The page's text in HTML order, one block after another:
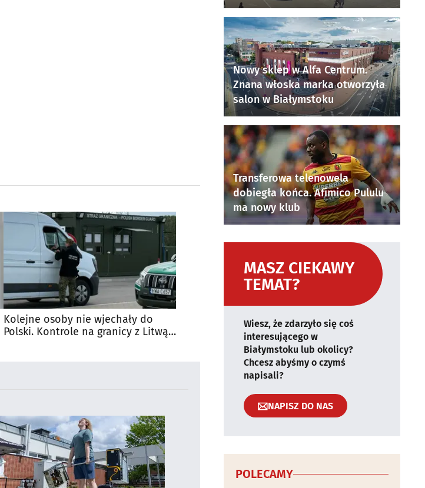
Kolejne osoby nie wjechały do
Polski. Kontrole na granicy z Litwą
Nowy sklep w Alfa Centrum.
Znana włoska marka otworzyła
salon w Białymstoku
Transferowa telenowela
dobiegła końca. Afimico Pululu
ma nowy klub
MASZ CIEKAWY
TEMAT?
Wiesz, że zdarzyło się coś
interesującego w
Białymstoku lub okolicy?
Chcesz abyśmy o czymś
napisali?
NAPISZ DO NAS
POLECAMY